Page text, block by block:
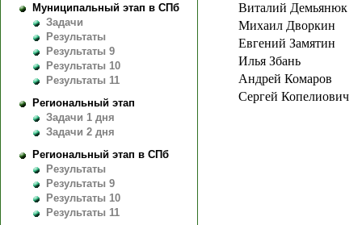
Муниципальный этап в СПб
Задачи
Результаты
Результаты 9
Результаты 10
Результаты 11
Региональный этап
Задачи 1 дня
Задачи 2 дня
Региональный этап в СПб
Результаты
Результаты 9
Результаты 10
Результаты 11
Виталий Демьянюк
Михаил Дворкин
Евгений Замятин
Илья Збань
Андрей Комаров
Сергей Копелиович